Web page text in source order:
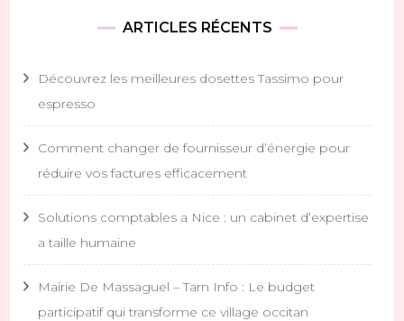
ARTICLES RÉCENTS
Découvrez les meilleures dosettes Tassimo pour
espresso
Comment changer de fournisseur d’énergie pour
réduire vos factures efficacement
Solutions comptables a Nice : un cabinet d’expertise
a taille humaine
Mairie De Massaguel – Tarn Info : Le budget
participatif qui transforme ce village occitan